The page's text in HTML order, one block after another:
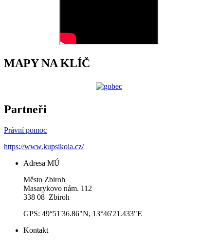
MAPY NA KLÍČ
Partneři
Právní pomoc
https://www.kupsikola.cz/
Adresa MÚ
Město Zbiroh
Masarykovo nám. 112
338 08 Zbiroh
GPS: 49°51'36.86"N, 13°46'21.433"E
Kontakt